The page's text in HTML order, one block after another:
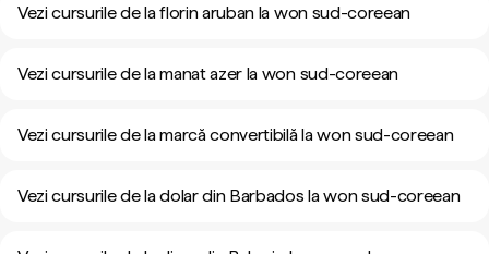
Vezi cursurile de la florin aruban la won sud-coreean
Vezi cursurile de la manat azer la won sud-coreean
Vezi cursurile de la marcă convertibilă la won sud-coreean
Vezi cursurile de la dolar din Barbados la won sud-coreean